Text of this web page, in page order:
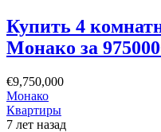
Купить 4
Монако за
€9,750,000
Монако
Квартиры
7 лет назад